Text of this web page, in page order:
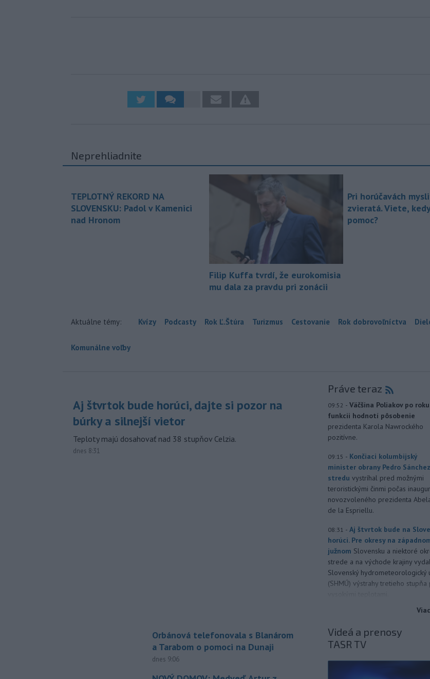
Neprehliadnite
TEPLOTNÝ REKORD NA
SLOVENSKU: Padol v Kamenici
nad Hronom
Filip Kuffa tvrdí, že eurokomisia
mu dala za pravdu pri zonácii
Pri horúčavách
zvieratá. Viete,
pomoc?
Aktuálne témy: Kvízy Podcasty Rok Ľ.Štúra Turizmus Cestovanie Rok dobrovoľníctva
Komunálne voľby
Aj štvrtok bude horúci, dajte si pozor na
búrky a silnejší vietor
Teploty majú dosahovať nad 38 stupňov Celzia.
dnes 8:31
Orbánová telefonovala s Blanárom
a Tarabom o pomoci na Dunaji
dnes 9:06
Práve teraz
09:52 - Väčšina Poliakov po
funkcii hodnotí pôsobenie
prezidenta Karola Nawrockého
pozitívne.
09:15 - Končiaci kolumbijský
minister obrany Pedro
stredu vystríhal pred možnými
teroristickými činmi počas
novozvoleného prezidenta
de la Espriellu.
08:31 - Aj štvrtok bude na
horúci. Pre okresy na
južnom Slovensku a niektoré
strede a na východe krajiny
Slovenský hydrometeorologický
(SHMÚ) výstrahy tretieho stupňa
V roku 2025 okolo 16,5
viac včlenských krajinách
únie (EÚ) denne užívalo tabak a s
Viac
Videá a prenosy
TASR TV